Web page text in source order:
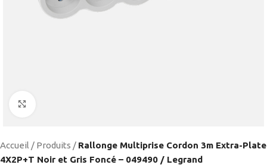
Accueil / Produits / Rallonge Multiprise Cordon 3m Extra-Plate
4X2P+T Noir et Gris Foncé – 049490 / Legrand